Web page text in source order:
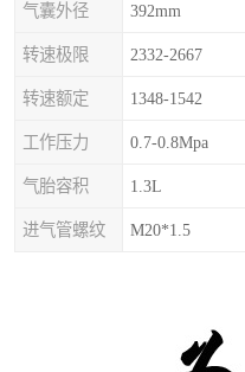
气囊外径 392mm
转速极限 2332-2667
转速额定 1348-1542
工作压力 0.7-0.8Mpa
气胎容积 1.3L
进气管螺纹 M20*1.5